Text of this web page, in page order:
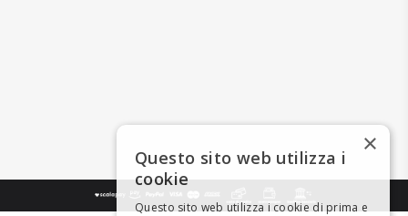
×
Questo sito web utilizza i
cookie
Questo sito web utilizza i cookie di prima e